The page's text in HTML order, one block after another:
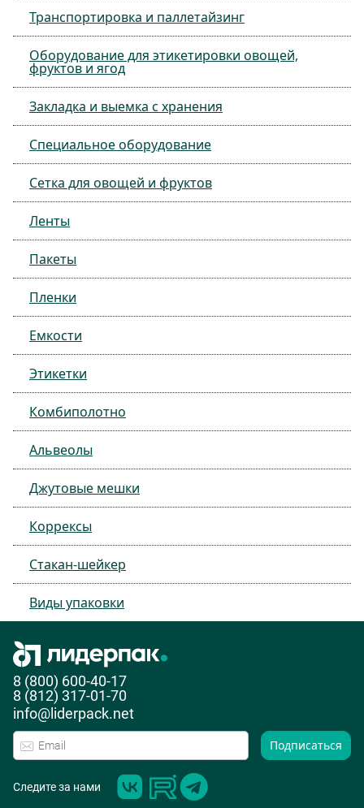
Транспортировка и паллетайзинг
Оборудование для этикетировки овощей,
фруктов и ягод
Закладка и выемка с хранения
Специальное оборудование
Сетка для овощей и фруктов
Ленты
Пакеты
Пленки
Емкости
Этикетки
Комбиполотно
Альвеолы
Джутовые мешки
Коррексы
Стакан-шейкер
Виды упаковки
8 (800) 600-40-17
8 (812) 317-01-70
info@liderpack.net
Подписаться
Следите за нами